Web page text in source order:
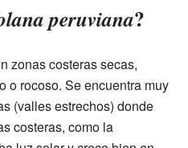
peruviana?
zonas costeras secas,
o rocoso. Se encuentra muy
(valles estrechos) donde
costeras, como la